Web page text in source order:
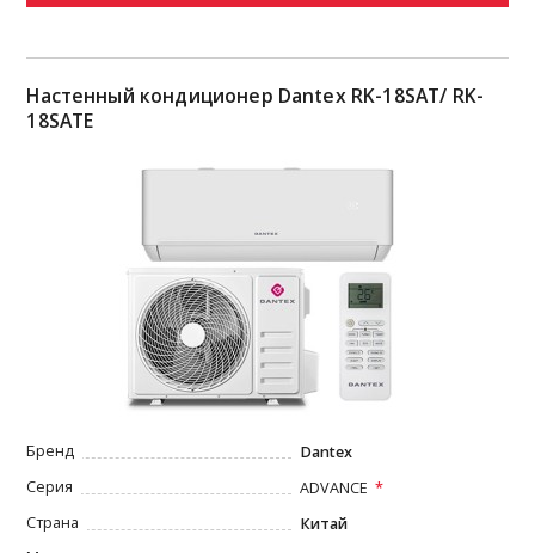
Настенный кондиционер Dantex RK-18SAT/ RK-
18SATE
Бренд
Dantex
Серия
ADVANCE
Страна
Китай